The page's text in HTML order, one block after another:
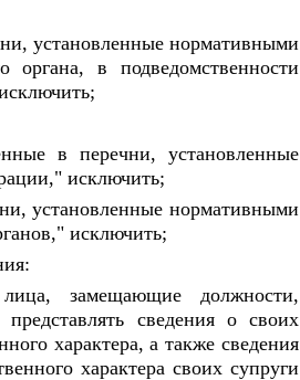
установленные нормативными
органа, в подведомственности
в перечни, установленные
исключить;
установленные нормативными
исключить;
замещающие должности,
сведения о своих
характера, а также сведения
характера своих супруги